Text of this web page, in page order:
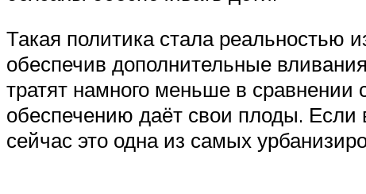
Такая политика стала реальностью
обеспечив дополнительные
тратят намного меньше в сравнении
обеспечению даёт свои плоды. Если
сейчас это одна из самых